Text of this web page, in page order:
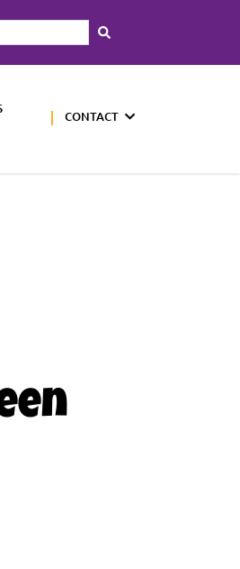
CONTACT